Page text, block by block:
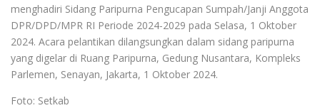
menghadiri Sidang Paripurna Pengucapan Sumpah/Janji Anggota
DPR/DPD/MPR RI Periode 2024-2029 pada Selasa, 1 Oktober
2024. Acara pelantikan dilangsungkan dalam sidang paripurna
yang digelar di Ruang Paripurna, Gedung Nusantara, Kompleks
Parlemen, Senayan, Jakarta, 1 Oktober 2024.
Foto: Setkab